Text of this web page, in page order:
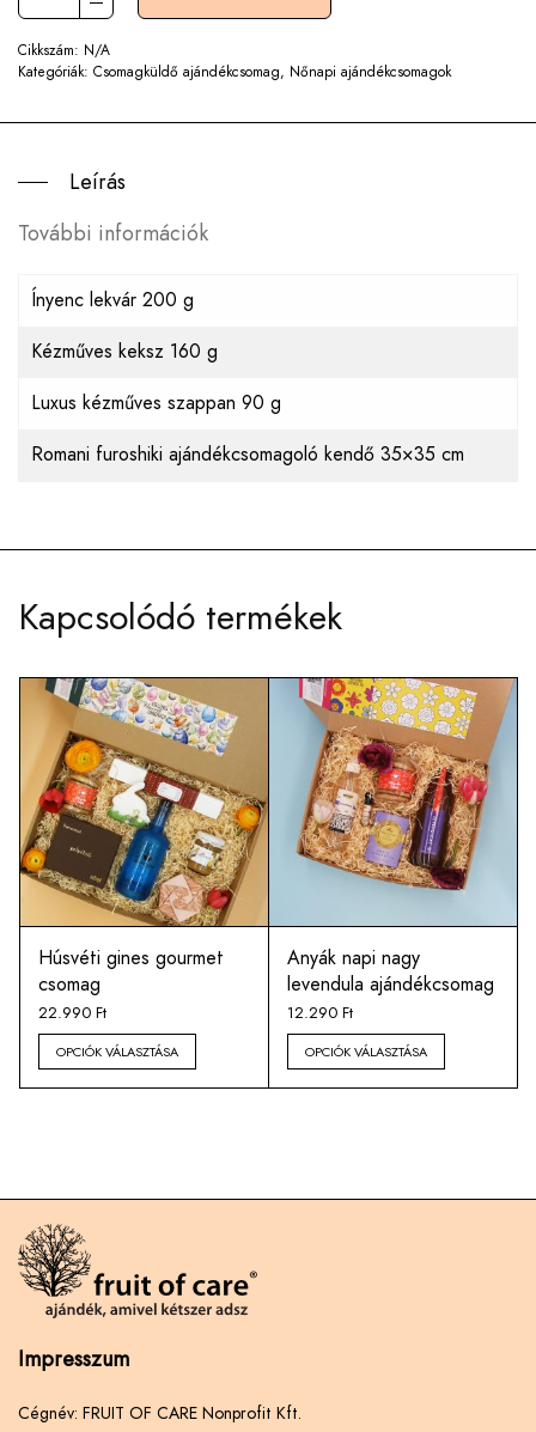
Cikkszám: N/A
Kategóriák: Csomagküldő ajándékcsomag, Nőnapi ajándékcsomagok
Leírás
További információk
Ínyenc lekvár 200 g
Kézműves keksz 160 g
Luxus kézműves szappan 90 g
Romani furoshiki ajándékcsomagoló kendő 35×35 cm
Kapcsolódó termékek
Húsvéti gines gourmet
csomag
22.990 Ft
OPCIÓK VÁLASZTÁSA
Anyák napi nagy
levendula ajándékcsomag
12.290 Ft
OPCIÓK VÁLASZTÁSA
Impresszum
Cégnév: FRUIT OF CARE Nonprofit Kft.